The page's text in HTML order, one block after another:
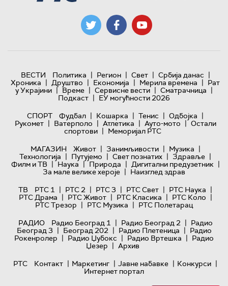
ВЕСТИ Политика | Регион | Свет | Србија данас |
Хроника | Друштво | Економија | Мерила времена | Рат
у Украјини | Време | Сервисне вести | Сматрачница |
Подкаст | ЕУ могућности 2026
СПОРТ
Фудбал | Кошарка | Тенис | Одбојка |
Рукомет | Ватерполо | Атлетика | Ауто-мото | Остали
спортови | Меморијал РТС
МАГАЗИН
Живот | Занимљивости | Музика |
Технологијa | Путујемо | Свет познатих | Здравље |
Филм и ТВ | Наука | Природа | Дигитални предузетник |
За мале велике хероје | Наизглед здрав
ТВ
РТС 1 | РТС 2 | РТС 3 | РТС Свет | РТС Наука |
РТС Драма | РТС Живот | РТС Класика | РТС Коло |
РТС Трезор | РТС Музика | РТС Полетарац
РАДИО
Радио Београд 1 | Радио Београд 2 | Радио
Београд 3 | Београд 202 | Радио Плетеница | Радио
Рокенролер | Радио Џубокс | Радио Вртешка | Радио
Џезер | Архив
РТС
Контакт | Маркетинг | Јавне набавке | Конкурси |
Интернет портал